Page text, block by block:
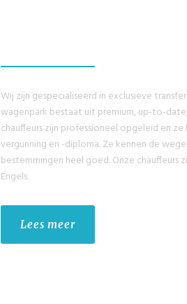
Wij zijn gespecialiseerd in exclusieve
wagenpark bestaat uit premium, up-to-
chauffeurs zijn professioneel opgeleid en
vergunning en -diploma. Ze kennen de
bestemmingen heel goed. Onze chauffeurs
Engels.
Lees meer